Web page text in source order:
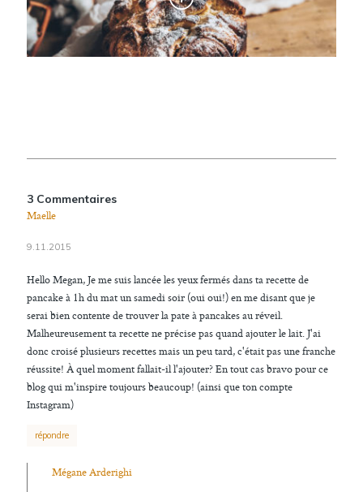
3 Commentaires
Maelle
9.11.2015
Hello Megan, Je me suis lancée les yeux fermés dans ta recette de
pancake à 1h du mat un samedi soir (oui oui!) en me disant que je
serai bien contente de trouver la pate à pancakes au réveil.
Malheureusement ta recette ne précise pas quand ajouter le lait. J'ai
donc croisé plusieurs recettes mais un peu tard, c'était pas une franche
réussite! À quel moment fallait-il l'ajouter? En tout cas bravo pour ce
blog qui m'inspire toujours beaucoup! (ainsi que ton compte
Instagram)
répondre
Mégane Arderighi